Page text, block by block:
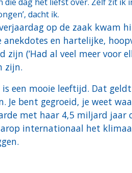
dacht ik.
op de zaak kwam
en hartelijke,
(‘Had al veel meer voor
zijn.
mooie leeftijd. Dat
bent gegroeid, je weet
met haar 4,5 miljard
internationaal het